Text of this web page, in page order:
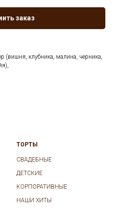
заказ
(вишня, клубника, малина, черника,
ТОРТЫ
СВАДЕБНЫЕ
ДЕТСКИЕ
КОРПОРАТИВНЫЕ
НАШИ ХИТЫ